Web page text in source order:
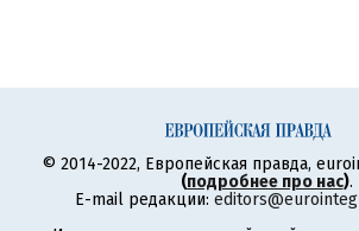
© 2014-2022, Европейская правда,
(подробнее про нас).
E-mail редакции: